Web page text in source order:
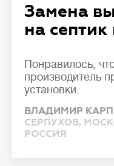
Замена
на
Понравилось,
производитель
установки.
ВЛАДИМИР
СЕРПУХОВ,
РОССИЯ